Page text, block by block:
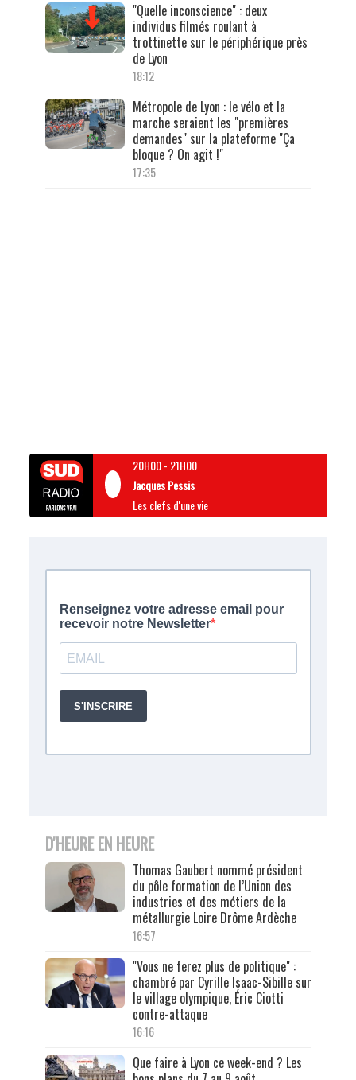
"Quelle inconscience" : deux
individus filmés roulant à
trottinette sur le périphérique près
de Lyon
18:12
Métropole de Lyon : le vélo et la
marche seraient les "premières
demandes" sur la plateforme "Ça
bloque ? On agit !"
17:35
20H00- 21H00
Jacques Pessis
Les clefs d'une vie
D'HEURE EN HEURE
Thomas Gaubert nommé président
du pôle formation de l’Union des
industries et des métiers de la
métallurgie Loire Drôme Ardèche
16:57
"Vous ne ferez plus de politique" :
chambré par Cyrille Isaac-Sibille sur
le village olympique, Éric Ciotti
contre-attaque
16:16
Que faire à Lyon ce week-end ? Les